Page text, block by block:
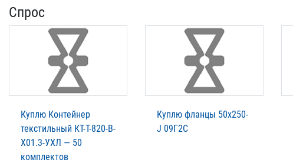
Спрос
Куплю Контейнер
текстильный КТ-Т-820-В-
Х01.3-УХЛ — 50
комплектов
Куплю фланцы 50х250-
J 09Г2С